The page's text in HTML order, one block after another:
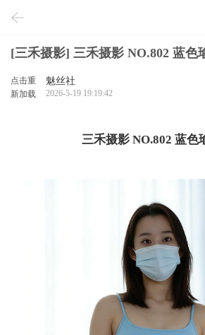
[三禾摄影] 三禾摄影 NO.802 蓝色
点击重
新加载
魅丝社
2026-5-19 19:19:42
三禾摄影 NO.802 蓝色